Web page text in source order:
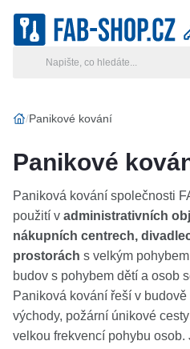
Hlavní kategorie
Rady a tipy
Katalog
Reference
Kontakt
Panikové kování
Panikové
Paniková kování společnosti
použití v administrativních
nákupních centrech,
prostorách s velkým
budov s pohybem dětí a osob
Paniková kování řeší v
východy, požární únikové
velkou frekvencí pohybu